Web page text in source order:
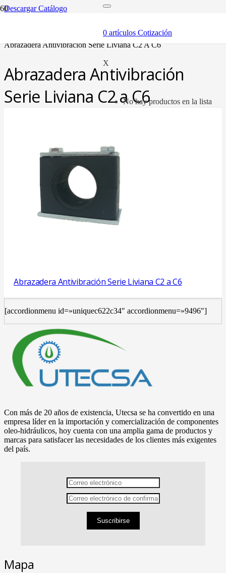
0 artículos Cotización
X
No hay productos en la lista
Descargar Catálogo
abrazaderas (soportes y bandas)
abrazadera antivibración serie liviana c2 a c6
Abrazadera Antivibración
Serie Liviana C2 a C6
Abrazadera Antivibración Serie Liviana C2 a C6
[accordionmenu id=»uniquec622c34″ accordionmenu=»9496″]
Con más de 20 años de existencia, Utecsa se ha convertido en una
empresa líder en la importación y comercialización de componentes
oleo-hidráulicos, hoy cuenta con una amplia gama de productos y
marcas para satisfacer las necesidades de los clientes más exigentes
del país.
Suscribirse
Mapa